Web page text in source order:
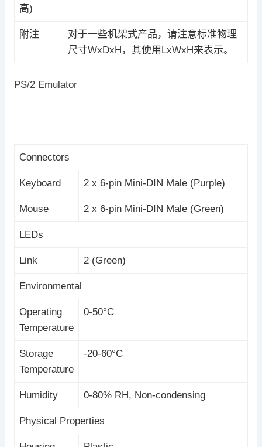
高)
附注
对于一些机架式产品，请注意标准物理
尺寸WxDxH，其使用LxWxH来表示。
PS/2 Emulator
Connectors
Keyboard 2 x 6-pin Mini-DIN Male (Purple)
Mouse 2 x 6-pin Mini-DIN Male (Green)
LEDs
Link 2 (Green)
Environmental
Operating
Temperature
0-50°C
Storage
Temperature
-20-60°C
Humidity 0-80% RH, Non-condensing
Physical Properties